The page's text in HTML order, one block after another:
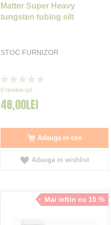
Matter Super Heavy
tungsten tubing silt
STOC FURNIZOR
0%
0 review-uri
48,00LEI
Adauga in cos
Adauga in wishlist
Mai ieftin cu 15 %